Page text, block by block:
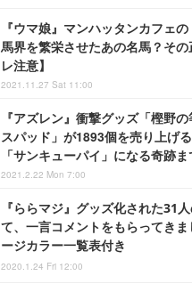
『ウマ娘』マンハッタンカフェ
馬界を繁栄させたあの名馬？そ
レ注意】
2021.11.27 Sat 11:00
『アズレン』衝撃グッズ「樫野
スパッド」が1893個を売り上げ
「サンキューパイ」になる奇跡ま
2021.2.22 Mon 7:00
『ららマジ』グッズ化された31
て、一言コメントをもらってき
ージカラー一覧表付き
2020.1.24 Fri 12:00